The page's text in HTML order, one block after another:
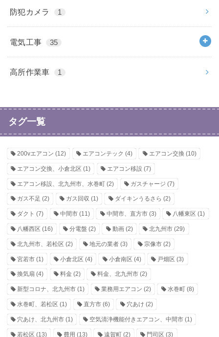
防犯カメラ 1
電気工事 35
高所作業車 1
タグ一覧
200vエアコン (12) エアコンテック (4) エアコン交換 (10)
エアコン交換、小倉北区 (1) エアコン移設 (7)
エアコン移設、北九州市、水巻町 (2) ガスチャージ (7)
ガス不足 (2) ガス回収 (1) ダイキンうるさら (2)
ダクト (7) 中間市(11) 中間市、直方市(3) 八幡東区 (1)
八幡西区 (16) 分電盤 (2) 動画(2) 北九州市 (29)
北九州市、若松区 (2) 地元の業者(3) 宗像市(2)
宮若市 (1) 小倉北区 (4) 小倉南区 (4) 戸畑区 (3)
換気扇 (4) 料金 (2) 料金、北九州市(2)
新型コロナ、北九州市 (1) 業務用エアコン (2) 水巻町(8)
水巻町、若松区 (1) 直方市(6) 穴あけ (2)
穴あけ、北九州市 (1) 空気清浄機能付きエアコン、中間市(1)
若松区 (13) 費用 (13) 遠賀町(2) 門司区 (3)